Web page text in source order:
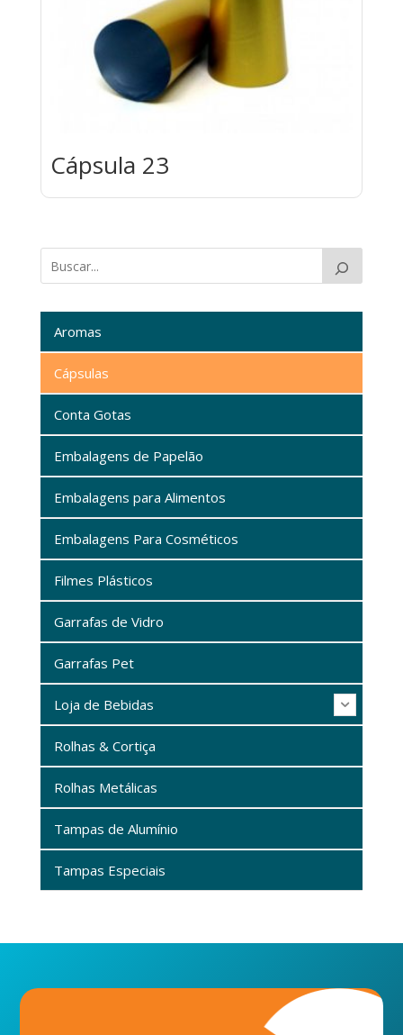
Cápsula 23
Aromas
Cápsulas
Conta Gotas
Embalagens de Papelão
Embalagens para Alimentos
Embalagens Para Cosméticos
Filmes Plásticos
Garrafas de Vidro
Garrafas Pet
Loja de Bebidas
Rolhas & Cortiça
Rolhas Metálicas
Tampas de Alumínio
Tampas Especiais